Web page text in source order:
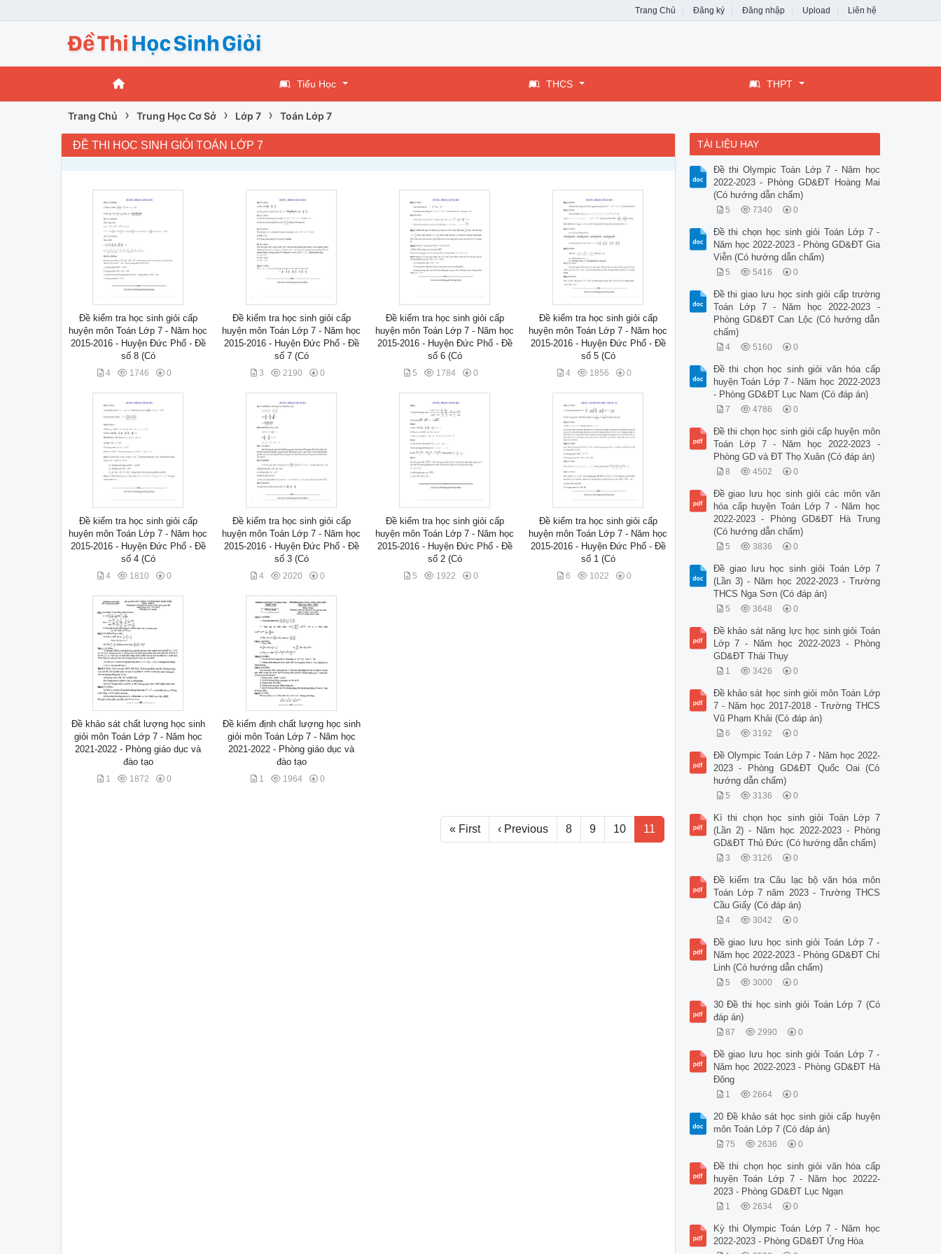
Trang Chủ Đăng ký Đăng nhập Upload Liên hệ
Tiểu Học THCS THPT
Trang Chủ › Trung Học Cơ Sở › Lớp 7 › Toán Lớp 7
ĐỀ THI HỌC SINH GIỎI TOÁN LỚP 7
Đề kiểm tra học sinh giỏi cấp
huyện môn Toán Lớp 7 - Năm học
2015-2016 - Huyện Đức Phổ - Đề
số 8 (Có
4 1746 0
Đề kiểm tra học sinh giỏi cấp
huyện môn Toán Lớp 7 - Năm học
2015-2016 - Huyện Đức Phổ - Đề
số 7 (Có
3 2190 0
Đề kiểm tra học sinh giỏi cấp
huyện môn Toán Lớp 7 - Năm học
2015-2016 - Huyện Đức Phổ - Đề
số 6 (Có
5 1784 0
Đề kiểm tra học sinh giỏi cấp
huyện môn Toán Lớp 7 - Năm học
2015-2016 - Huyện Đức Phổ - Đề
số 5 (Có
4 1856 0
Đề kiểm tra học sinh giỏi cấp
huyện môn Toán Lớp 7 - Năm học
2015-2016 - Huyện Đức Phổ - Đề
số 4 (Có
4 1810 0
Đề kiểm tra học sinh giỏi cấp
huyện môn Toán Lớp 7 - Năm học
2015-2016 - Huyện Đức Phổ - Đề
số 3 (Có
4 2020 0
Đề kiểm tra học sinh giỏi cấp
huyện môn Toán Lớp 7 - Năm học
2015-2016 - Huyện Đức Phổ - Đề
số 2 (Có
5 1922 0
Đề kiểm tra học sinh giỏi cấp
huyện môn Toán Lớp 7 - Năm học
2015-2016 - Huyện Đức Phổ - Đề
số 1 (Có
6 1022 0
Đề khảo sát chất lượng học sinh
giỏi môn Toán Lớp 7 - Năm học
2021-2022 - Phòng giáo dục và
đào tạo
1 1872 0
Đề kiểm định chất lượng học sinh
giỏi môn Toán Lớp 7 - Năm học
2021-2022 - Phòng giáo dục và
đào tạo
1 1964 0
« First ‹ Previous 8 9 10 11
TÀI LIỆU HAY
Đề thi Olympic Toán Lớp 7 - Năm học
2022-2023 - Phòng GD&ĐT Hoàng Mai
(Có hướng dẫn chấm)
5 7340 0
Đề thi chọn học sinh giỏi Toán Lớp 7 -
Năm học 2022-2023 - Phòng GD&ĐT Gia
Viễn (Có hướng dẫn chấm)
5 5416 0
Đề thi giao lưu học sinh giỏi cấp trường
Toán Lớp 7 - Năm học 2022-2023 -
Phòng GD&ĐT Can Lộc (Có hướng dẫn
chấm)
4 5160 0
Đề thi chọn học sinh giỏi văn hóa cấp
huyện Toán Lớp 7 - Năm học 2022-2023
- Phòng GD&ĐT Lục Nam (Có đáp án)
7 4786 0
Đề thi chọn học sinh giỏi cấp huyện môn
Toán Lớp 7 - Năm học 2022-2023 -
Phòng GD và ĐT Thọ Xuân (Có đáp án)
8 4502 0
Đề giao lưu học sinh giỏi các môn văn
hóa cấp huyện Toán Lớp 7 - Năm học
2022-2023 - Phòng GD&ĐT Hà Trung
(Có hướng dẫn chấm)
5 3836 0
Đề giao lưu học sinh giỏi Toán Lớp 7
(Lần 3) - Năm học 2022-2023 - Trường
THCS Nga Sơn (Có đáp án)
5 3648 0
Đề khảo sát năng lực học sinh giỏi Toán
Lớp 7 - Năm học 2022-2023 - Phòng
GD&ĐT Thái Thụy
1 3426 0
Đề khảo sát học sinh giỏi môn Toán Lớp
7 - Năm học 2017-2018 - Trường THCS
Vũ Phạm Khải (Có đáp án)
6 3192 0
Đề Olympic Toán Lớp 7 - Năm học 2022-
2023 - Phòng GD&ĐT Quốc Oai (Có
hướng dẫn chấm)
5 3136 0
Kì thi chọn học sinh giỏi Toán Lớp 7
(Lần 2) - Năm học 2022-2023 - Phòng
GD&ĐT Thủ Đức (Có hướng dẫn chấm)
3 3126 0
Đề kiểm tra Câu lạc bộ văn hóa môn
Toán Lớp 7 năm 2023 - Trường THCS
Cầu Giấy (Có đáp án)
4 3042 0
Đề giao lưu học sinh giỏi Toán Lớp 7 -
Năm học 2022-2023 - Phòng GD&ĐT Chí
Linh (Có hướng dẫn chấm)
5 3000 0
30 Đề thi học sinh giỏi Toán Lớp 7 (Có
đáp án)
87 2990 0
Đề giao lưu học sinh giỏi Toán Lớp 7 -
Năm học 2022-2023 - Phòng GD&ĐT Hà
Đông
1 2664 0
20 Đề khảo sát học sinh giỏi cấp huyện
môn Toán Lớp 7 (Có đáp án)
75 2636 0
Đề thi chọn học sinh giỏi văn hóa cấp
huyện Toán Lớp 7 - Năm học 20222-
2023 - Phòng GD&ĐT Lục Ngạn
1 2634 0
Kỳ thi Olympic Toán Lớp 7 - Năm học
2022-2023 - Phòng GD&ĐT Ứng Hòa